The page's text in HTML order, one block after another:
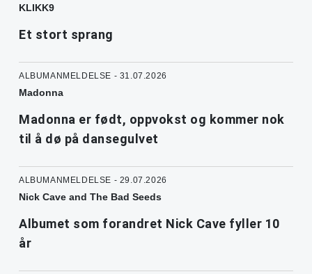
KLIKK9
Et stort sprang
ALBUMANMELDELSE - 31.07.2026
Madonna
Madonna er født, oppvokst og kommer nok
til å dø på dansegulvet
ALBUMANMELDELSE - 29.07.2026
Nick Cave and The Bad Seeds
Albumet som forandret Nick Cave fyller 10
år